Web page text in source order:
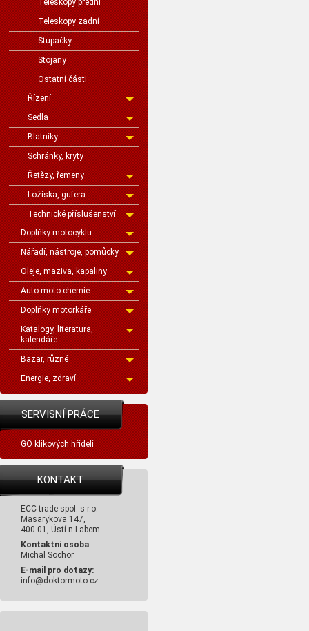
Teleskopy přední
Teleskopy zadní
Stupačky
Stojany
Ostatní části
Řízení
Sedla
Blatníky
Schránky, kryty
Řetězy, řemeny
Ložiska, gufera
Technické příslušenství
Doplňky motocyklu
Nářadí, nástroje, pomůcky
Oleje, maziva, kapaliny
Auto-moto chemie
Doplňky motorkáře
Katalogy, literatura,
kalendáře
Bazar, různé
Energie, zdraví
SERVISNÍ PRÁCE
GO klikových hřídelí
KONTAKT
ECC trade spol. s r.o.
Masarykova 147,
400 01, Ústí n Labem
Kontaktní osoba
Michal Sochor
E-mail pro dotazy:
info@doktormoto.cz